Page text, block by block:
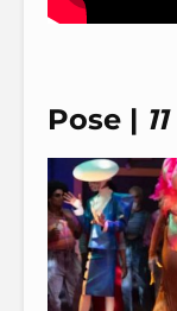
Pose |